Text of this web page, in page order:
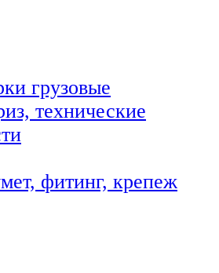
грузовые
технические
фитинг, крепеж